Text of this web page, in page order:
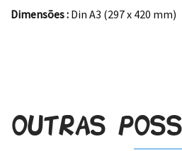
Dimensões : Din A3 (297 x 420 mm)
Outras